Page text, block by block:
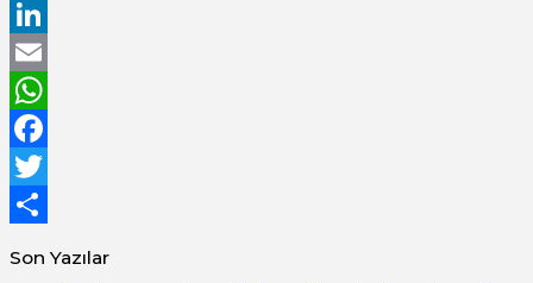
LinkedIn
Email
WhatsApp
Facebook
Twitter
Son Yazılar